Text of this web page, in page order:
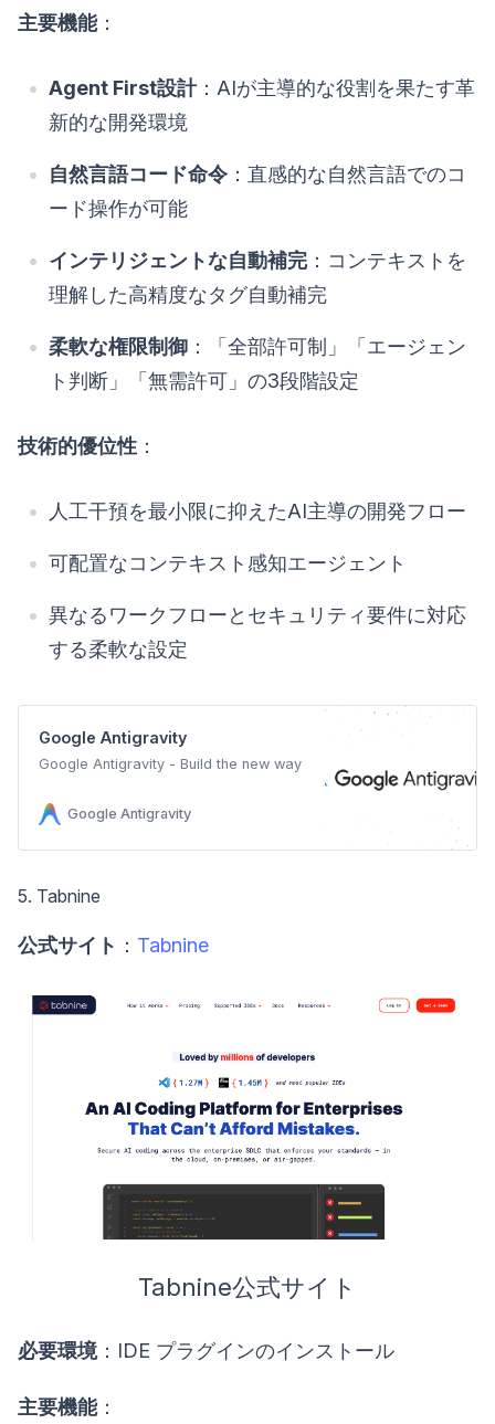
主要機能：
Agent First設計：AIが主導的な役割を果たす革
新的な開発環境
自然言語コード命令：直感的な自然言語でのコ
ード操作が可能
インテリジェントな自動補完：コンテキストを
理解した高精度なタグ自動補完
柔軟な権限制御 ：「全部許可制」「エージェン
ト判断」「無需許可」の3段階設定
技術的優位性 ：
人工干預を最小限に抑えたAI主導の開発フロー
可配置なコンテキスト感知エージェント
異なるワークフローとセキュリティ要件に対応
する柔軟な設定
Google Antigravity
Google Antigravity - Build the new way
Google Antigravity
5. Tabnine
公式サイト ： Tabnine
Tabnine公式サイト
必要環境：IDE プラグインのインストール
主要機能：